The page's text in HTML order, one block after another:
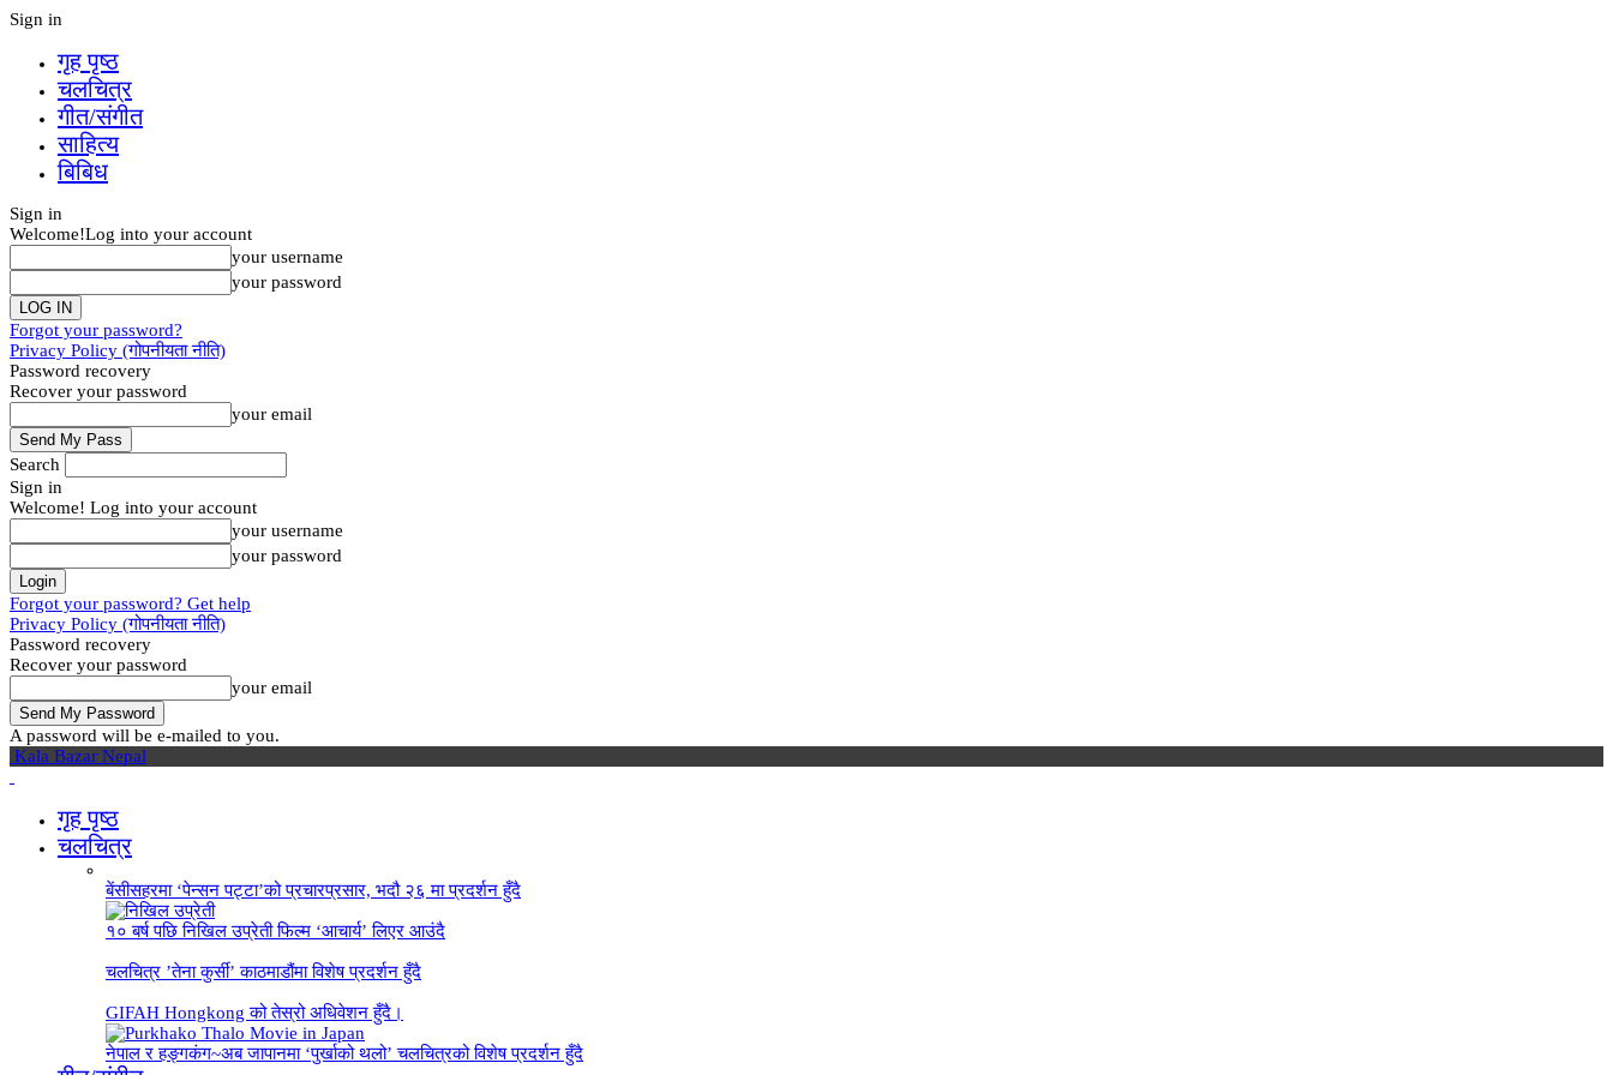
Sign in
गृह पृष्‍ठ
चलचित्र
गीत/संगीत
साहित्य
बिबिध
Sign in
Welcome!Log into your account
your username
your password
Forgot your password?
Privacy Policy (गोपनीयता नीति)
Password recovery
Recover your password
your email
Search
Sign in
Welcome! Log into your account
your username
your password
Forgot your password? Get help
Privacy Policy (गोपनीयता नीति)
Password recovery
Recover your password
your email
A password will be e-mailed to you.
Kala Bazar Nepal
गृह पृष्‍ठ
चलचित्र
बेंसीसहरमा ‘पेन्सन पट्टा’को प्रचारप्रसार, भदौ २६ मा प्रदर्शन हुँदै
१० बर्ष पछि निखिल उप्रेती फिल्म ‘आचार्य’ लिएर आउंदै
चलचित्र ’तेना कुर्सी’ काठमाडौंमा विशेष प्रदर्शन हुँदै
GIFAH Hongkong को तेस्रो अधिवेशन हुँदै।
नेपाल र हङ्गकंग~अब जापानमा ‘पुर्खाको थलो’ चलचित्रको विशेष प्रदर्शन हुँदै